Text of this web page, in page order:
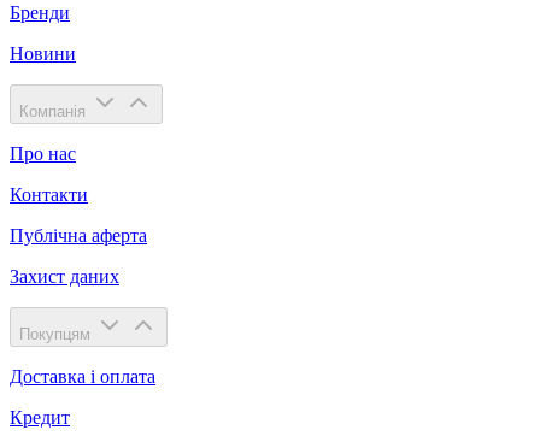
Бренди
Новини
Компанія
Про нас
Контакти
Публічна аферта
Захист даних
Покупцям
Доставка і оплата
Кредит